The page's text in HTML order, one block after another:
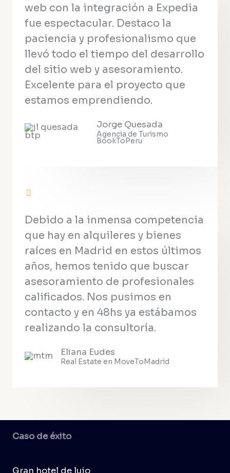
web con la integración a Expedia
fue espectacular. Destaco la
paciencia y profesionalismo que
llevó todo el tiempo del desarrollo
del sitio web y asesoramiento.
Excelente para el proyecto que
estamos emprendiendo.
Jorge Quesada
Agencia de Turismo
BookToPeru
Debido a la inmensa competencia
que hay en alquileres y bienes
raíces en Madrid en estos últimos
años, hemos tenido que buscar
asesoramiento de profesionales
calificados. Nos pusimos en
contacto y en 48hs ya estábamos
realizando la consultoría.
Eliana Eudes
Real Estate en MoveToMadrid
Caso de éxito